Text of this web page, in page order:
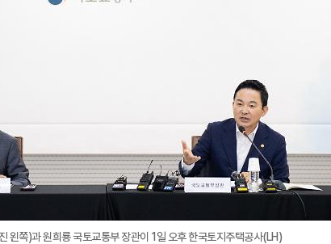
왼쪽)과 원희룡 국토교통부 장관이 1일 오후 한국토지주택공사(LH)